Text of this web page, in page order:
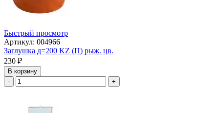
Быстрый просмотр
Артикул: 004966
Заглушка д=200 KZ (П) рыж. цв.
230 ₽
В корзину
-
+